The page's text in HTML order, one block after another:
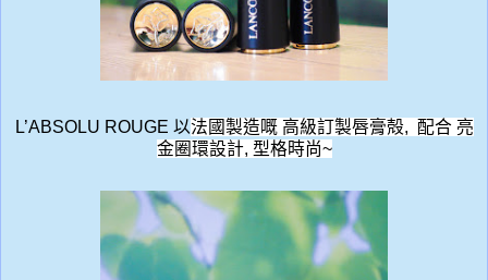
L’ABSOLU ROUGE 以法國製造嘅 高級訂製唇膏殻, 配合 亮
金圈環設計, 型格時尚~